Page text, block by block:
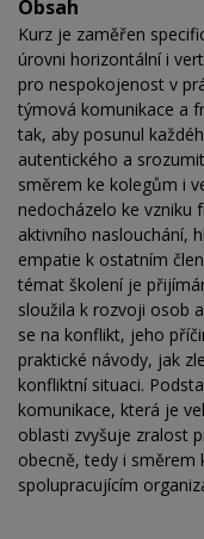
Obsah
Kurz je zaměřen
úrovni horizontální i
pro nespokojenost v
týmová komunikace a
tak, aby posunul
autentického a
směrem ke kolegům i
nedocházelo ke vzniku
aktivního naslouchání,
empatie k ostatním
témat školení je
sloužila k rozvoji osob
se na konflikt, jeho
praktické návody, jak
konfliktní situaci.
komunikace, která je
oblasti zvyšuje zralost
obecně, tedy i
spolupracujícím